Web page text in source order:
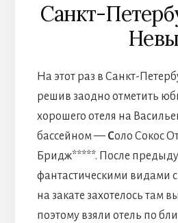
Санкт-
Невы
На этот раз в Санкт-
решив заодно отметить
хорошего отеля на
бассейном — Соло Сокос
Бридж*****. После
фантастическими видами с
на закате захотелось там
поэтому взяли отель по